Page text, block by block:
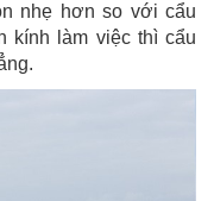
nhẹ hơn so với cẩu
kính làm việc thì cẩu